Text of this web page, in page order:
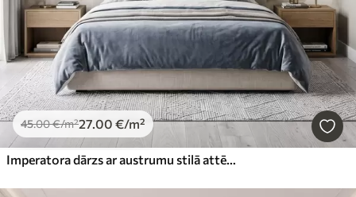
45.00€/m²27 .00 €/m²